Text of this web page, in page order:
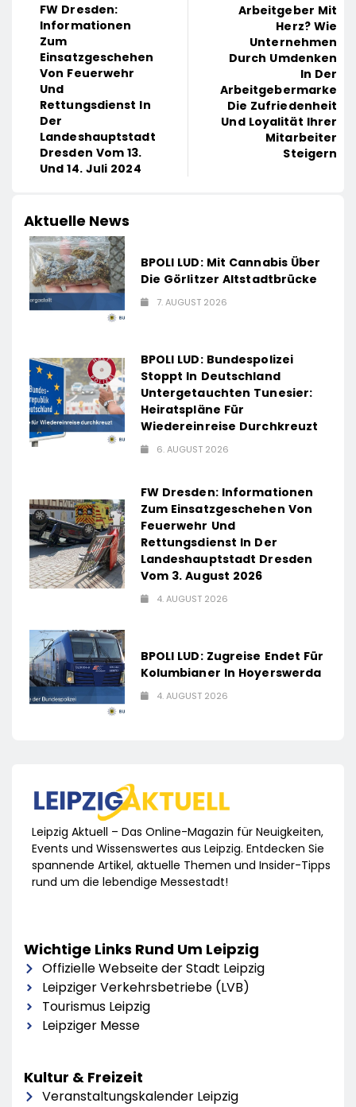
FW Dresden:
Informationen
Zum
Einsatzgeschehen
Von Feuerwehr
Und
Rettungsdienst In
Der
Landeshauptstadt
Dresden Vom 13.
Und 14. Juli 2024
Arbeitgeber Mit
Herz? Wie
Unternehmen
Durch Umdenken
In Der
Arbeitgebermarke
Die Zufriedenheit
Und Loyalität Ihrer
Mitarbeiter
Steigern
Aktuelle News
BPOLI LUD: Mit Cannabis Über
Die Görlitzer Altstadtbrücke
7. AUGUST 2026
BPOLI LUD: Bundespolizei
Stoppt In Deutschland
Untergetauchten Tunesier:
Heiratspläne Für
Wiedereinreise Durchkreuzt
6. AUGUST 2026
FW Dresden: Informationen
Zum Einsatzgeschehen Von
Feuerwehr Und
Rettungsdienst In Der
Landeshauptstadt Dresden
Vom 3. August 2026
4. AUGUST 2026
BPOLI LUD: Zugreise Endet Für
Kolumbianer In Hoyerswerda
4. AUGUST 2026
Leipzig Aktuell – Das Online-Magazin für Neuigkeiten,
Events und Wissenswertes aus Leipzig. Entdecken Sie
spannende Artikel, aktuelle Themen und Insider-Tipps
rund um die lebendige Messestadt!
Wichtige Links Rund Um Leipzig
Offizielle Webseite der Stadt Leipzig
Leipziger Verkehrsbetriebe (LVB)
Tourismus Leipzig
Leipziger Messe
Kultur & Freizeit
Veranstaltungskalender Leipzig